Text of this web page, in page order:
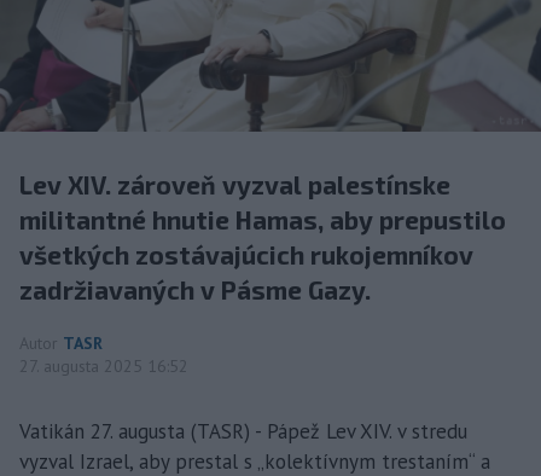
Lev XIV. zároveň vyzval palestínske
militantné hnutie Hamas, aby prepustilo
všetkých zostávajúcich rukojemníkov
zadržiavaných v Pásme Gazy.
Autor TASR
27. augusta 2025 16:52
Vatikán 27. augusta (TASR) - Pápež Lev XIV. v stredu
vyzval Izrael, aby prestal s „kolektívnym trestaním“ a